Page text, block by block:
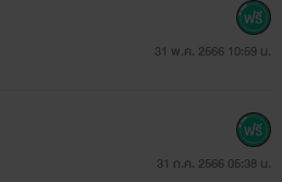
31 พ.ค. 2566 10:59 น.
31 ก.ค. 2566 05:38 น.